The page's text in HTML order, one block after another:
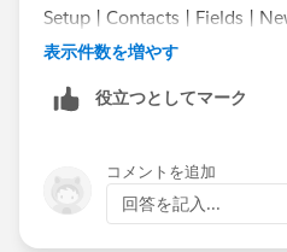
Setup | Contacts | Fields |
from the list | following
表示件数を増やす
役立つとしてマーク
コメントを追加
回答を記入...